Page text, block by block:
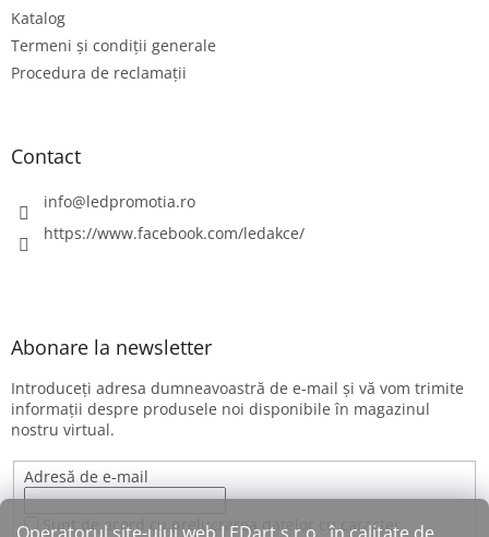
Katalog
Termeni și condiții generale
Procedura de reclamații
Contact
info@ledpromotia.ro
https://www.facebook.com/ledakce/
Abonare la newsletter
Introduceţi adresa dumneavoastră de e-mail şi vă vom trimite
informaţii despre produsele noi disponibile în magazinul
nostru virtual.
Adresă de e-mail
Sunt de acord cu prelucrarea datelor cu caracter